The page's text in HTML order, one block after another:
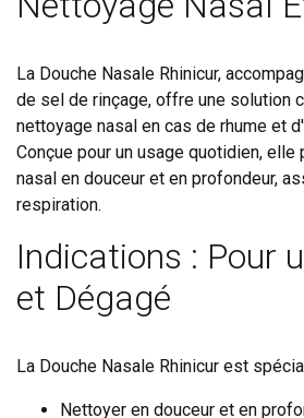
La Douche Nasale Rhinicur,
de sel de rinçage, offre une solution
nettoyage nasal en cas de rhume et
Conçue pour un usage quotidien, elle
nasal en douceur et en profondeur,
respiration.
Indications : Pour
et Dégagé
La Douche Nasale Rhinicur est
Nettoyer en douceur et en